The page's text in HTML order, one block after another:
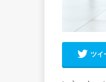
ツイ